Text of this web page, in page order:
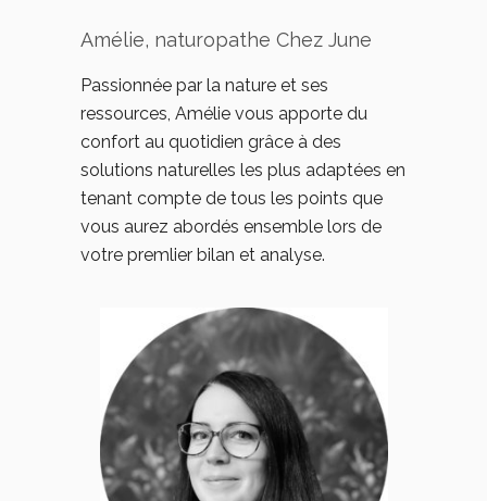
Amélie, naturopathe Chez June
Passionnée par la nature et ses
ressources, Amélie vous apporte du
confort au quotidien grâce à des
solutions naturelles les plus adaptées en
tenant compte de tous les points que
vous aurez abordés ensemble lors de
votre premlier bilan et analyse.